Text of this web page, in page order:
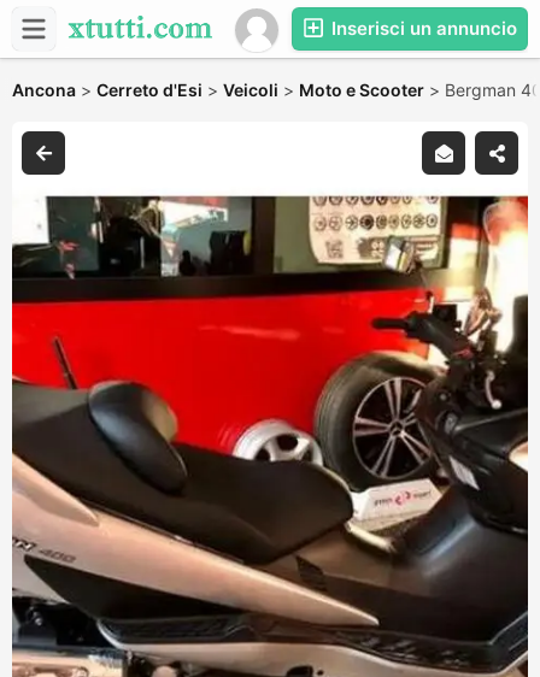
Inserisci un annuncio
Ancona > Cerreto d'Esi > Veicoli > Moto e Scooter > Bergman